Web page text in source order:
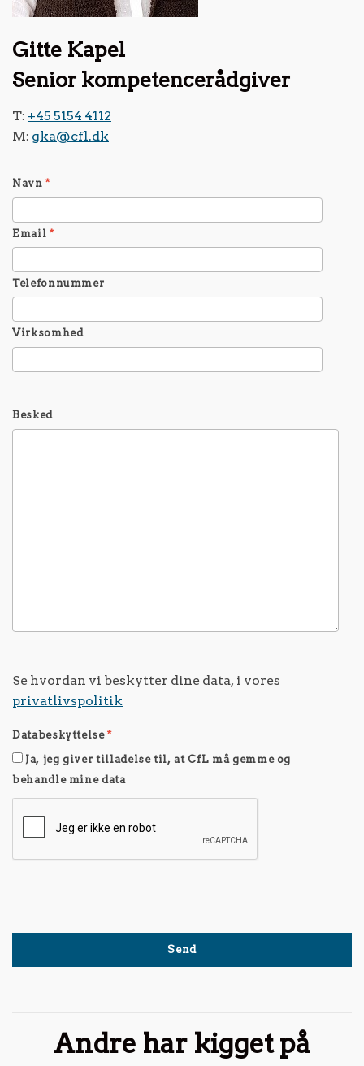
Gitte Kapel
Senior kompetencerådgiver
T: +45 5154 4112
M: gka@cfl.dk
Navn*
Email *
Telefonnummer
Virksomhed
Besked
Se hvordan vi beskytter dine data, i vores
privatlivspolitik
Databeskyttelse*
Ja, jeg giver tilladelse til, at CfL må gemme og
behandle mine data
Andre har kigget på